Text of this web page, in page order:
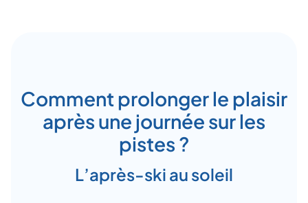
Comment prolonger le plaisir
après une journée sur les
pistes ?
L’après-ski au soleil